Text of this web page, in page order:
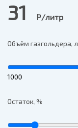
31 Р/литр
Объём газгольдера, л
1000
Остаток, %